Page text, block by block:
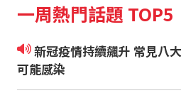
一周熱門話題 TOP5
新冠疫情持續飆升 常見八大症狀 沒發燒也
可能感染